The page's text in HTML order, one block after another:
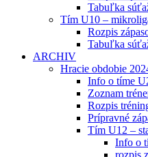
Tabuľka
Tím U10 –
Rozpis
Tabuľka
ARCHIV
Hracie obdobie
Info o tíme
Zoznam
Rozpis
Prípravné
Tím U12 –
Info o
rozpis